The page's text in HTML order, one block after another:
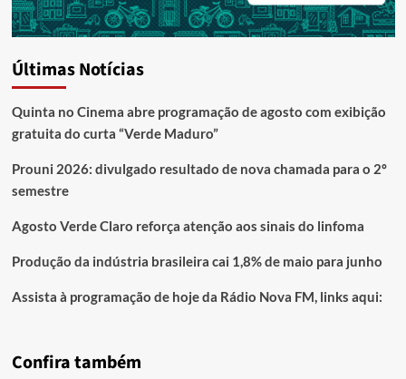
Últimas Notícias
Quinta no Cinema abre programação de agosto com exibição
gratuita do curta “Verde Maduro”
Prouni 2026: divulgado resultado de nova chamada para o 2º
semestre
Agosto Verde Claro reforça atenção aos sinais do linfoma
Produção da indústria brasileira cai 1,8% de maio para junho
Assista à programação de hoje da Rádio Nova FM, links aqui:
Confira também